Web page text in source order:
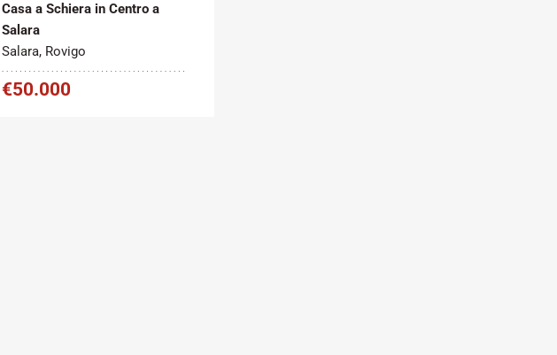
Casa a Schiera in Centro a
Salara
Salara, Rovigo
€50.000